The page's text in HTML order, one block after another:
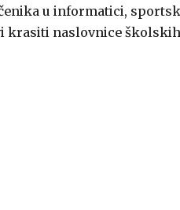
u informatici,
krasiti naslovnice